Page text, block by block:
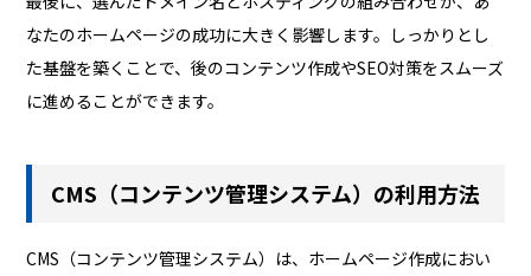
なたのホームページの成功に大きく影響します。しっかりとし
た基盤を築くことで、後のコンテンツ作成やSEO対策をスムーズ
に進めることができます。
CMS（コンテンツ管理システム）の利用方法
CMS（コンテンツ管理システム）は、ホームページ作成におい